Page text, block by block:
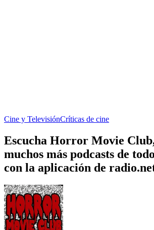
Cine y TelevisiónCríticas de cine
Escucha Horror Movie
muchos más podcasts de
con la aplicación de